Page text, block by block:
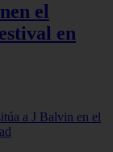
el
en